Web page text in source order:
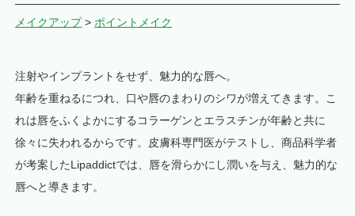
メイクアップ> ポイントメイク
注射やインプラントをせず、魅力的な唇へ。
年齢を重ねるにつれ、口や唇のまわりのシワが増えてきます。こ
れは唇をふくよかにするコラーゲンとエラスチンが年齢と共に
徐々に失われるからです。皮膚科専門医がテストし、商品科学者
が考案したLipaddictでは、唇を滑らかにし潤いを与え、魅力的な
唇へと導きます。